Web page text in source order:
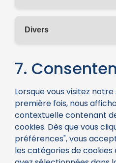
Divers
7.
Lorsque vous visitez
première fois, nous
contextuelle contenant
cookies. Dès que vous
préférences", vous
les catégories de cookies